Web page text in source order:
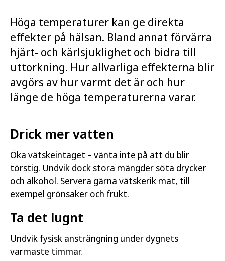
Höga temperaturer kan ge direkta
effekter på hälsan. Bland annat förvärra
hjärt- och kärlsjuklighet och bidra till
uttorkning. Hur allvarliga effekterna blir
avgörs av hur varmt det är och hur
länge de höga temperaturerna varar.
Drick mer vatten
Öka vätskeintaget – vänta inte på att du blir
törstig. Undvik dock stora mängder söta drycker
och alkohol. Servera gärna vätskerik mat, till
exempel grönsaker och frukt.
Ta det lugnt
Undvik fysisk ansträngning under dygnets
varmaste timmar.